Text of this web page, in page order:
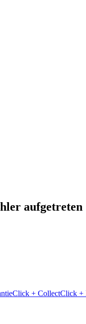
aufgetreten
Click + CollectClick +